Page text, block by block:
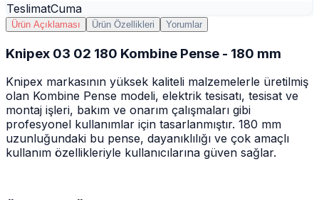
TeslimatCuma
Ürün Açıklaması Ürün Özellikleri Yorumlar
Knipex 03 02 180 Kombine Pense - 180 mm
Knipex markasının yüksek kaliteli malzemelerle üretilmiş
olan Kombine Pense modeli, elektrik tesisatı, tesisat ve
montaj işleri, bakım ve onarım çalışmaları gibi
profesyonel kullanımlar için tasarlanmıştır. 180 mm
uzunluğundaki bu pense, dayanıklılığı ve çok amaçlı
kullanım özellikleriyle kullanıcılarına güven sağlar.